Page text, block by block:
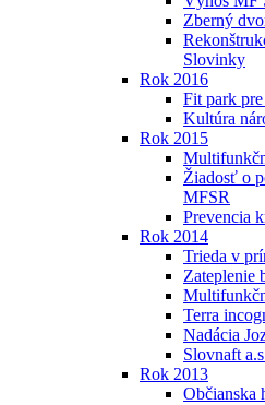
Zberný
Slovinky
Rok 2016
Fit park
Kultúra
Rok 2015
Žiadosť o
MFSR
Prevencia
Rok 2014
Trieda v
Zateplenie
Terra
Nadácia
Slovnaft
Rok 2013
Občianska